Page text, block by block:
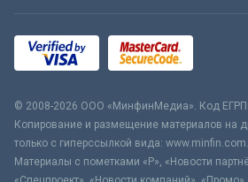
© 2008-2026 ООО «МинфинМедиа». Код
Копирование и размещение материалов на
только с гиперссылкой вида:
Материалы с пометками «Р», «Новости